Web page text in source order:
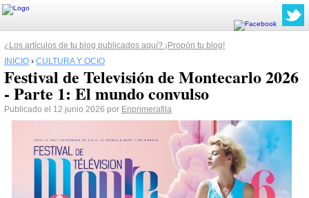
¿Los artículos de tu blog publicados aquí? ¡Propón tu blog!
INICIO › CULTURA Y OCIO
Festival de Televisión de Montecarlo 2026
- Parte 1: El mundo convulso
Publicado el 12 junio 2026 por Enprimerafila